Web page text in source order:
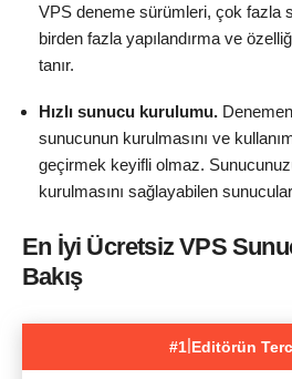
VPS deneme sürümleri, çok fazla
birden fazla yapılandırma ve
tanır.
Hızlı sunucu kurulumu.
sunucunun kurulmasını ve
geçirmek keyifli olmaz.
kurulmasını sağlayabilen
En İyi Ücretsiz VPS
Bakış
#1|Editörün